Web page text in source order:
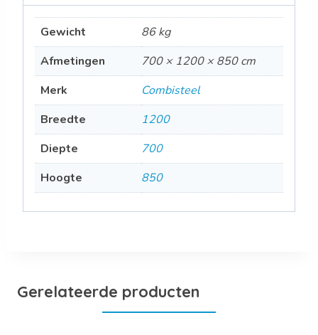
Gewicht
86 kg
Afmetingen
700 × 1200 × 850 cm
Merk
Combisteel
Breedte
1200
Diepte
700
Hoogte
850
Gerelateerde producten